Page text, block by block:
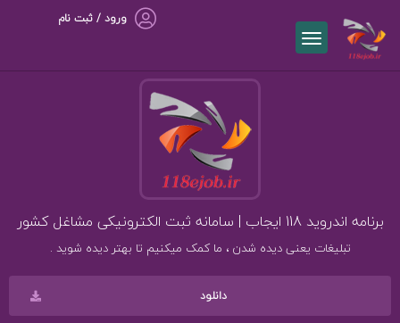
ورود / ثبت نام
برنامه اندروید 118 ایجاب | سامانه ثبت الکترونیکی مشاغل کشور
تبلیغات یعنی دیده شدن ، ما کمک میکنیم تا بهتر دیده شوید .
دانلود